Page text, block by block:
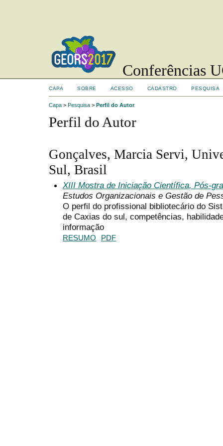
Conferências
CAPA SOBRE ACESSO CADASTRO PESQUISA
Capa > Pesquisa > Perfil do Autor
Perfil do Autor
Gonçalves, Marcia Servi,
Sul, Brasil
XIII Mostra de Iniciação Científica, Pós-
Estudos Organizacionais e Gestão de
O perfil do profissional bibliotecário do
de Caxias do sul, competências,
informação
RESUMO PDF